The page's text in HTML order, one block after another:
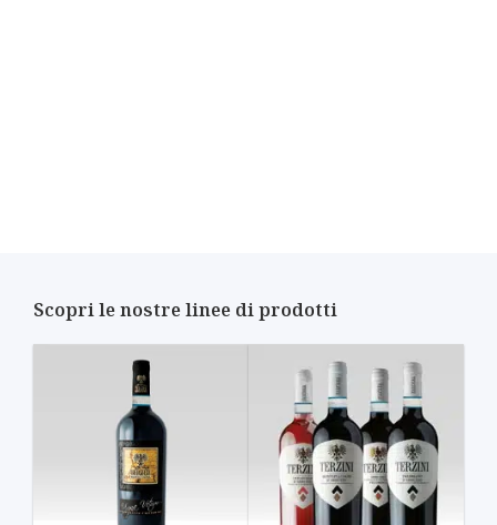
Scopri le nostre linee di prodotti